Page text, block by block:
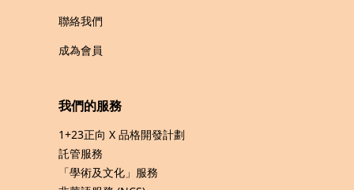
聯絡我們
成為會員
我們的服務
1+23正向 X 品格開發計劃
託管服務
「學術及文化」服務